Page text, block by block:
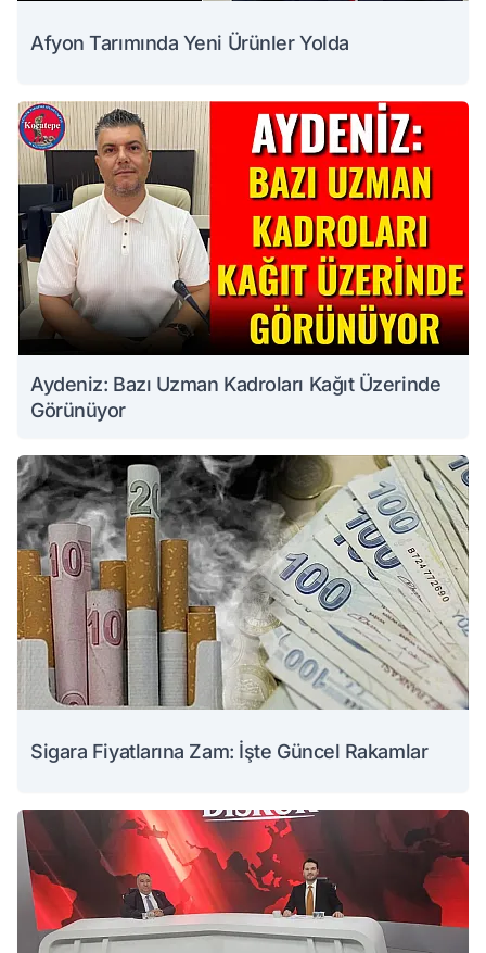
Afyon Tarımında Yeni Ürünler Yolda
Aydeniz: Bazı Uzman Kadroları Kağıt Üzerinde
Görünüyor
Sigara Fiyatlarına Zam: İşte Güncel Rakamlar